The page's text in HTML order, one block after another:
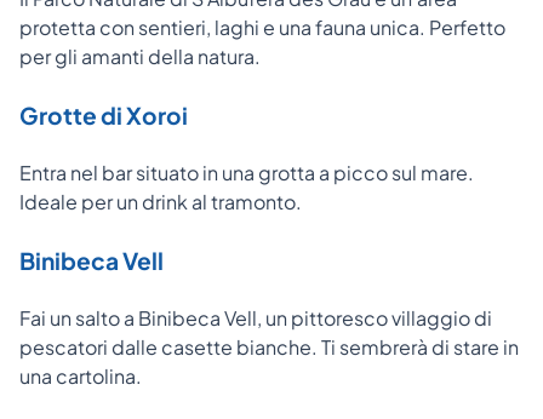
protetta con sentieri, laghi e una fauna unica. Perfetto
per gli amanti della natura.
Grotte di Xoroi
Entra nel bar situato in una grotta a picco sul mare.
Ideale per un drink al tramonto.
Binibeca Vell
Fai un salto a Binibeca Vell, un pittoresco villaggio di
pescatori dalle casette bianche. Ti sembrerà di stare in
una cartolina.